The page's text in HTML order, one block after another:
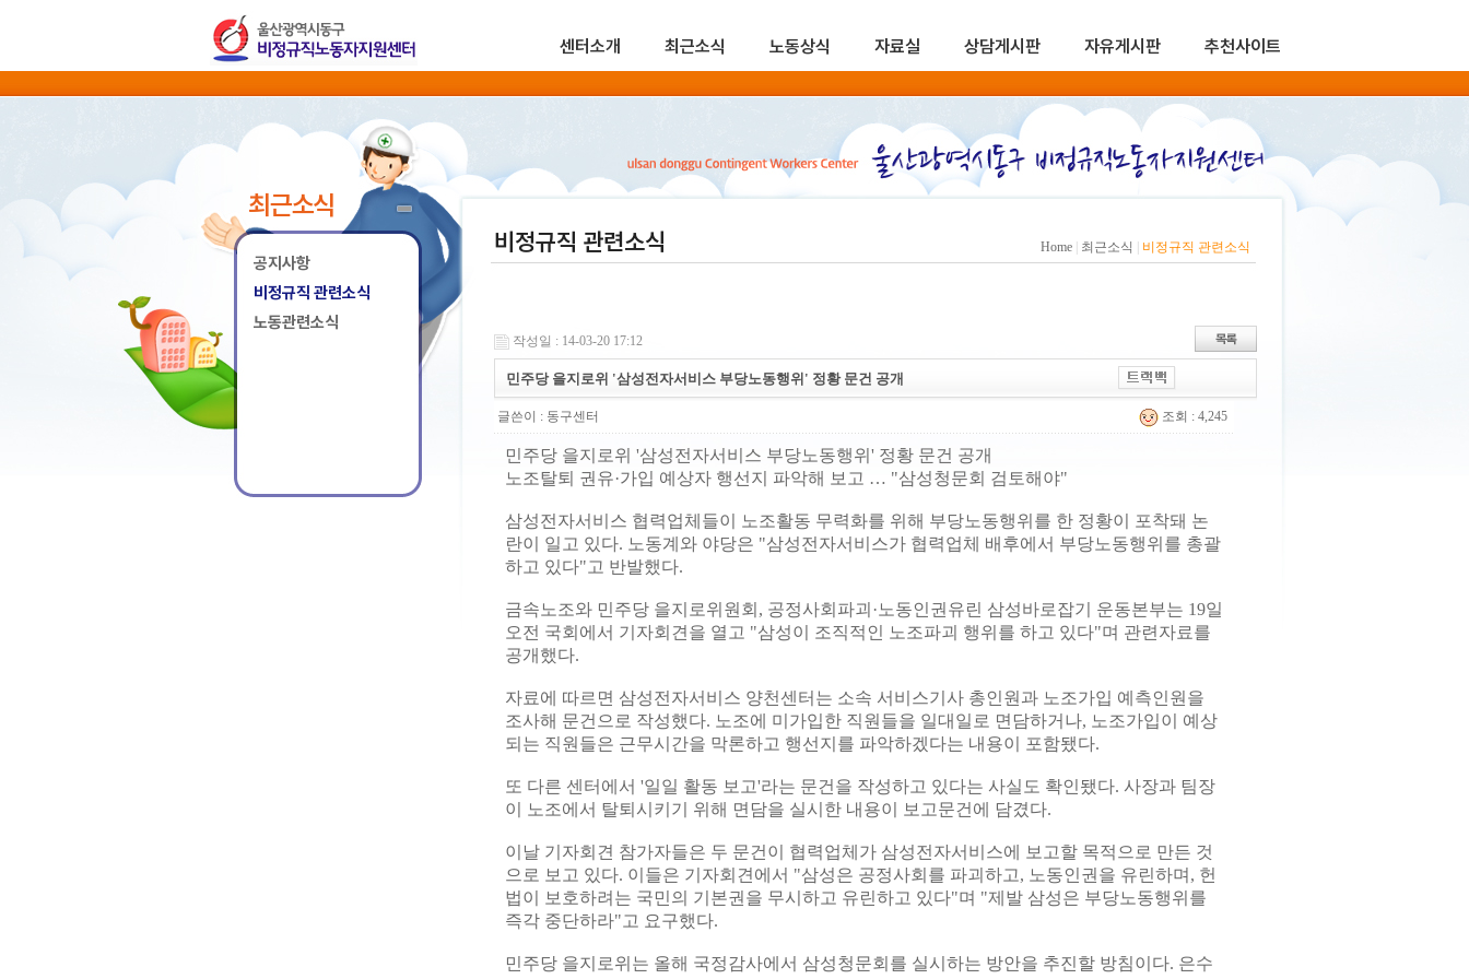
센터소개 최근소식 노동상식 자료실 상담게시판 자유게시판 추천사이트
최근소식
공지사항
비정규직 관련소식
노동관련소식
비정규직 관련소식 Home 최근소식 비정규직 관련소식
작성일 : 14-03-20 17:12
민주당 을지로위 '삼성전자서비스 부당노동행위' 정황 문건 공개
글쓴이 : 동구센터 조회 : 4,245
민주당 을지로위 '삼성전자서비스 부당노동행위' 정황 문건 공개
노조탈퇴 권유·가입 예상자 행선지 파악해 보고 … "삼성청문회 검토해야"
삼성전자서비스 협력업체들이 노조활동 무력화를 위해 부당노동행위를 한 정황이 포착돼 논
란이 일고 있다. 노동계와 야당은 "삼성전자서비스가 협력업체 배후에서 부당노동행위를 총괄
하고 있다"고 반발했다.
금속노조와 민주당 을지로위원회, 공정사회파괴·노동인권유린 삼성바로잡기 운동본부는 19일
오전 국회에서 기자회견을 열고 "삼성이 조직적인 노조파괴 행위를 하고 있다"며 관련자료를
공개했다.
자료에 따르면 삼성전자서비스 양천센터는 소속 서비스기사 총인원과 노조가입 예측인원을
조사해 문건으로 작성했다. 노조에 미가입한 직원들을 일대일로 면담하거나, 노조가입이 예상
되는 직원들은 근무시간을 막론하고 행선지를 파악하겠다는 내용이 포함됐다.
또 다른 센터에서 '일일 활동 보고'라는 문건을 작성하고 있다는 사실도 확인됐다. 사장과 팀장
이 노조에서 탈퇴시키기 위해 면담을 실시한 내용이 보고문건에 담겼다.
이날 기자회견 참가자들은 두 문건이 협력업체가 삼성전자서비스에 보고할 목적으로 만든 것
으로 보고 있다. 이들은 기자회견에서 "삼성은 공정사회를 파괴하고, 노동인권을 유린하며, 헌
법이 보호하려는 국민의 기본권을 무시하고 유린하고 있다"며 "제발 삼성은 부당노동행위를
즉각 중단하라"고 요구했다.
민주당 을지로위는 올해 국정감사에서 삼성청문회를 실시하는 방안을 추진할 방침이다. 은수